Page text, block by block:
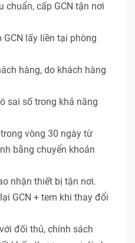
cấp GCN tận nơi
lấy liền tại phòng
hàng, do khách hàng
sai số trong khả năng
vòng 30 ngày từ
bằng chuyển khoản
nhận thiết bị tận nơi.
GCN + tem khi thay đổi
đối thủ, chính sách